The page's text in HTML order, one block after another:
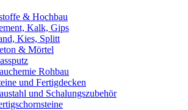
& Hochbau
Kalk, Gips
Kies, Splitt
& Mörtel
Rohbau
und Fertigdecken
und Schalungszubehör